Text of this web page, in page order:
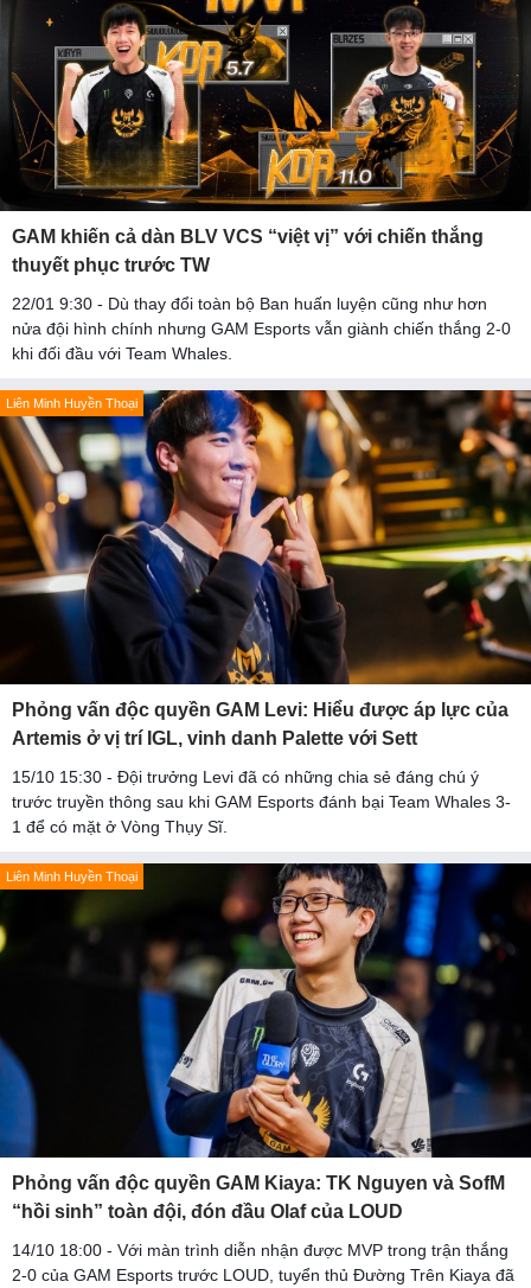
GAM khiến cả dàn BLV VCS “việt vị” với chiến thắng
thuyết phục trước TW
22/01 9:30 - Dù thay đổi toàn bộ Ban huấn luyện cũng như hơn
nửa đội hình chính nhưng GAM Esports vẫn giành chiến thắng 2-0
khi đối đầu với Team Whales.
Liên Minh Huyền Thoại
Phỏng vấn độc quyền GAM Levi: Hiểu được áp lực của
Artemis ở vị trí IGL, vinh danh Palette với Sett
15/10 15:30 - Đội trưởng Levi đã có những chia sẻ đáng chú ý
trước truyền thông sau khi GAM Esports đánh bại Team Whales 3-
1 để có mặt ở Vòng Thụy Sĩ.
Liên Minh Huyền Thoại
Phỏng vấn độc quyền GAM Kiaya: TK Nguyen và SofM
“hồi sinh” toàn đội, đón đầu Olaf của LOUD
14/10 18:00 - Với màn trình diễn nhận được MVP trong trận thắng
2-0 của GAM Esports trước LOUD, tuyển thủ Đường Trên Kiaya đã